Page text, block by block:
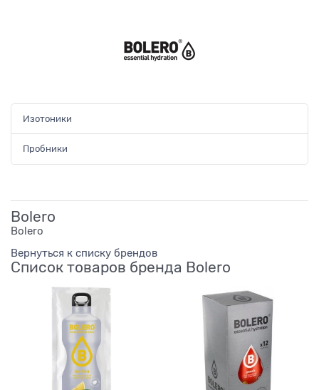
Изотоники
Пробники
Bolero
Bolero
Вернуться к списку брендов
Список товаров бренда Bolero